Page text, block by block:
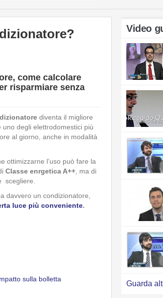
come calcolare
risparmiare senza
diventa il migliore
degli elettrodomestici più
al giorno, anche in modalità
ottimizzarne l’uso può fare la
Classe enrgetica A++ , ma di
scegliere.
davvero un condizionatore,
luce più conveniente.
sulla bolletta
Video
Guarda